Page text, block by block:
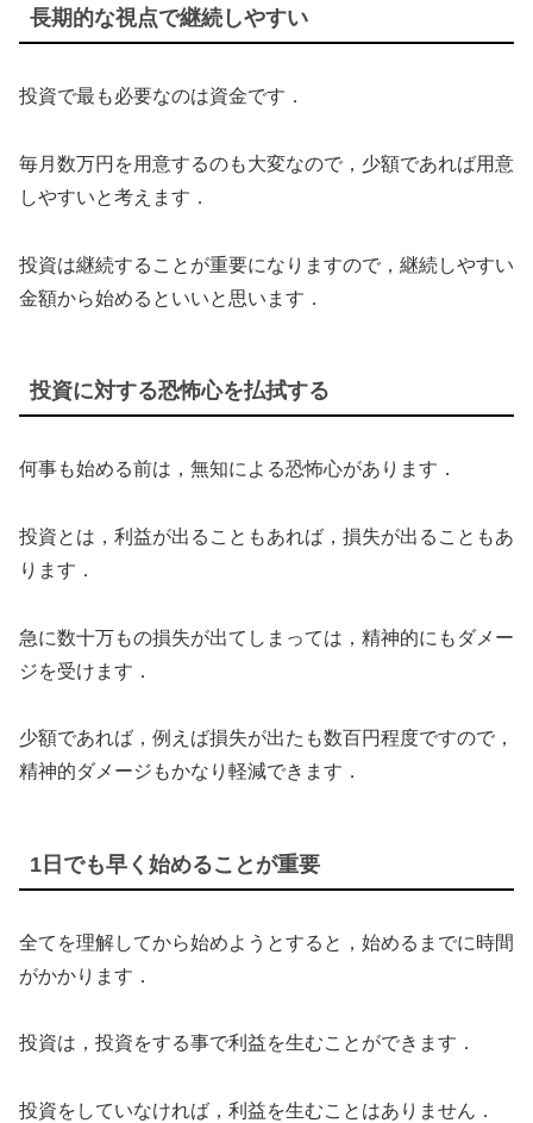
長期的な視点で継続しやすい
投資で最も必要なのは資金です．
毎月数万円を用意するのも大変なので，少額であれば用意
しやすいと考えます．
投資は継続することが重要になりますので，継続しやすい
金額から始めるといいと思います．
投資に対する恐怖心を払拭する
何事も始める前は，無知による恐怖心があります．
投資とは，利益が出ることもあれば，損失が出ることもあ
ります．
急に数十万もの損失が出てしまっては，精神的にもダメー
ジを受けます．
少額であれば，例えば損失が出たも数百円程度ですので，
精神的ダメージもかなり軽減できます．
1日でも早く始めることが重要
全てを理解してから始めようとすると，始めるまでに時間
がかかります．
投資は，投資をする事で利益を生むことができます．
投資をしていなければ，利益を生むことはありません．